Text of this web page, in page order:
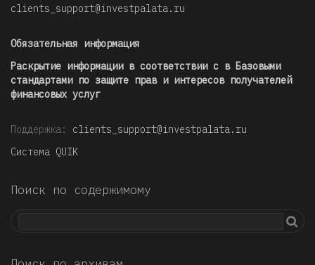
clients_support@investpalata.ru
Обязательная информация
Раскрытие информации в соответствии с в Базовыми
стандартами по защите прав и интересов получателей
финансовых услуг
Поддержка: clients_support@investpalata.ru
Система QUIK
Поиск по содержимому